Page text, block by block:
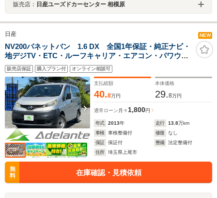
販売店： 日産ユーズドカーセンター 相模原
日産 NEW
NV200バネットバン 1.6 DX 全国1年保証・純正ナビ・
地デジTV・ETC・ルーフキャリア・エアコン・パワウイ
ンドウ・パワステ・ユーザー買取車
販売店保証 購入プラン付 オンライン相談可
支払総額
40.8万円
本体価格
29.8万円
通常ローン 月々 1,800円
年式 2013年 走行 13.8万km
車検
車検整備付 修復
なし
保証
保証付 整備
法定整備付
住所
埼玉県上尾市
無
料
在庫確認・見積依頼